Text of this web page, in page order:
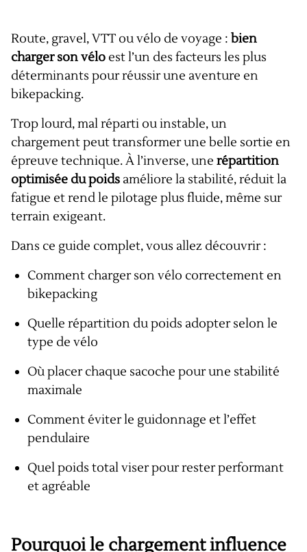
Route, gravel, VTT ou vélo de voyage : bien
charger son vélo est l’un des facteurs les plus
déterminants pour réussir une aventure en
bikepacking.
Trop lourd, mal réparti ou instable, un
chargement peut transformer une belle sortie en
épreuve technique. À l’inverse, une répartition
optimisée du poids améliore la stabilité, réduit la
fatigue et rend le pilotage plus fluide, même sur
terrain exigeant.
Dans ce guide complet, vous allez découvrir :
Comment charger son vélo correctement en
bikepacking
Quelle répartition du poids adopter selon le
type de vélo
Où placer chaque sacoche pour une stabilité
maximale
Comment éviter le guidonnage et l’effet
pendulaire
Quel poids total viser pour rester performant
et agréable
Pourquoi le chargement influence